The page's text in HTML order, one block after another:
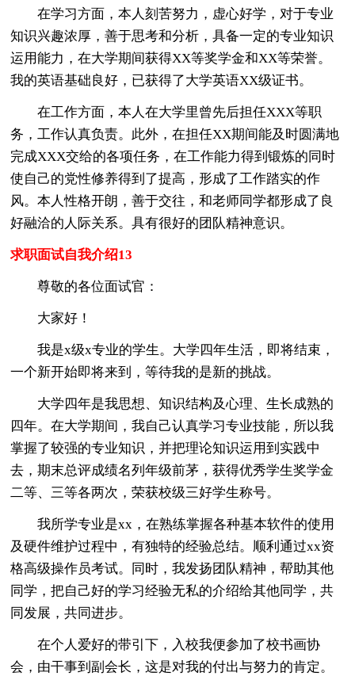
在学习方面，本人刻苦努力，虚心好学，对于专业
知识兴趣浓厚，善于思考和分析，具备一定的专业知识
运用能力，在大学期间获得XX等奖学金和XX等荣誉。
我的英语基础良好，已获得了大学英语XX级证书。
在工作方面，本人在大学里曾先后担任XXX等职
务，工作认真负责。此外，在担任XX期间能及时圆满地
完成XXX交给的各项任务，在工作能力得到锻炼的同时
使自己的党性修养得到了提高，形成了工作踏实的作
风。本人性格开朗，善于交往，和老师同学都形成了良
好融洽的人际关系。具有很好的团队精神意识。
求职面试自我介绍13
尊敬的各位面试官：
大家好！
我是x级x专业的学生。大学四年生活，即将结束，
一个新开始即将来到，等待我的是新的挑战。
大学四年是我思想、知识结构及心理、生长成熟的
四年。在大学期间，我自己认真学习专业技能，所以我
掌握了较强的专业知识，并把理论知识运用到实践中
去，期末总评成绩名列年级前茅，获得优秀学生奖学金
二等、三等各两次，荣获校级三好学生称号。
我所学专业是xx，在熟练掌握各种基本软件的使用
及硬件维护过程中，有独特的经验总结。顺利通过xx资
格高级操作员考试。同时，我发扬团队精神，帮助其他
同学，把自己好的学习经验无私的介绍给其他同学，共
同发展，共同进步。
在个人爱好的带引下，入校我便参加了校书画协
会，由干事到副会长，这是对我的付出与努力的肯定。